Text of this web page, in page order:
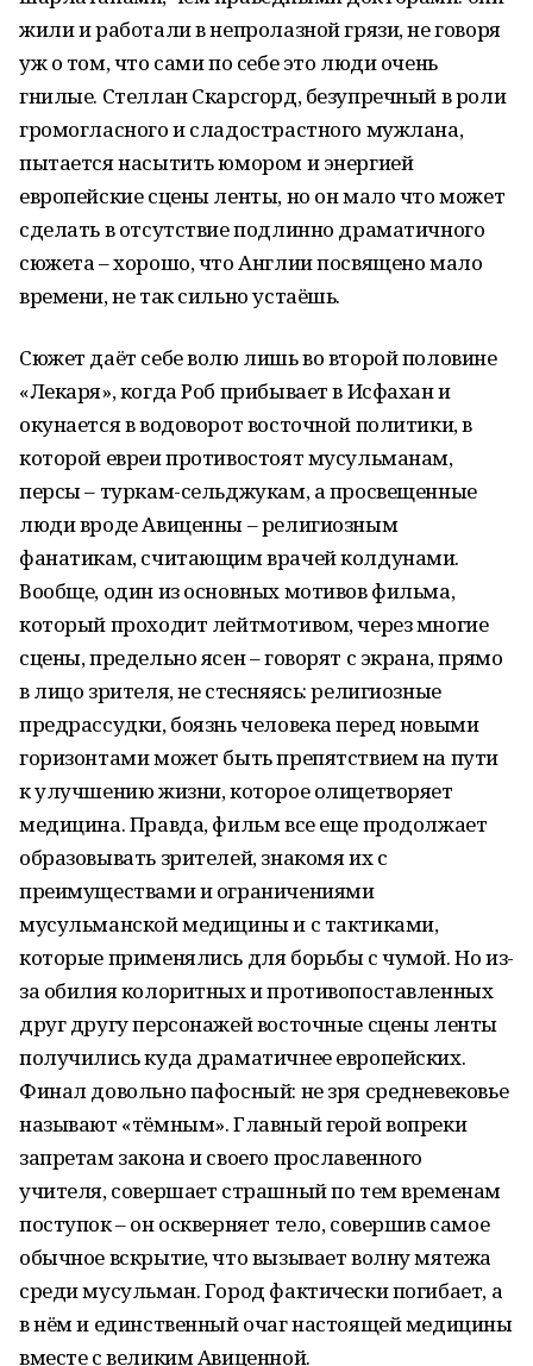
жили и работали в непролазной грязи, не говоря
уж о том, что сами по себе это люди очень
гнилые. Стеллан Скарсгорд, безупречный в роли
громогласного и сладострастного мужлана,
пытается насытить юмором и энергией
европейские сцены ленты, но он мало что может
сделать в отсутствие подлинно драматичного
сюжета – хорошо, что Англии посвящено мало
времени, не так сильно устаёшь.
Сюжет даёт себе волю лишь во второй половине
«Лекаря», когда Роб прибывает в Исфахан и
окунается в водоворот восточной политики, в
которой евреи противостоят мусульманам,
персы – туркам-сельджукам, а просвещенные
люди вроде Авиценны – религиозным
фанатикам, считающим врачей колдунами.
Вообще, один из основных мотивов фильма,
который проходит лейтмотивом, через многие
сцены, предельно ясен – говорят с экрана, прямо
в лицо зрителя, не стесняясь: религиозные
предрассудки, боязнь человека перед новыми
горизонтами может быть препятствием на пути
к улучшению жизни, которое олицетворяет
медицина. Правда, фильм все еще продолжает
образовывать зрителей, знакомя их с
преимуществами и ограничениями
мусульманской медицины и с тактиками,
которые применялись для борьбы с чумой. Но из-
за обилия колоритных и противопоставленных
друг другу персонажей восточные сцены ленты
получились куда драматичнее европейских.
Финал довольно пафосный: не зря средневековье
называют «тёмным». Главный герой вопреки
запретам закона и своего прославенного
учителя, совершает страшный по тем временам
поступок – он оскверняет тело, совершив самое
обычное вскрытие, что вызывает волну мятежа
среди мусульман. Город фактически погибает, а
в нём и единственный очаг настоящей медицины
вместе с великим Авиценной.